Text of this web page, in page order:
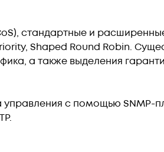
стандартные и
Shaped Round Robin.
а также выделения
с помощью SNMP-